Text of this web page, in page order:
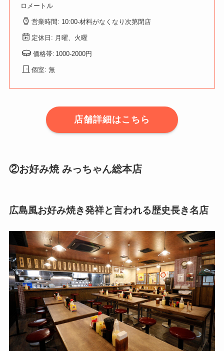
ロメートル
営業時間: 10:00-材料がなくなり次第閉店
定休日: 月曜、火曜
価格帯: 1000-2000円
個室: 無
店舗詳細はこちら
②お好み焼 みっちゃん総本店
広島風お好み焼き発祥と言われる歴史長き名店